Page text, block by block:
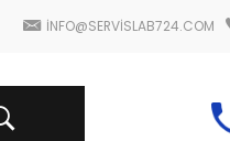
INFO@SERVISLAB724.COM